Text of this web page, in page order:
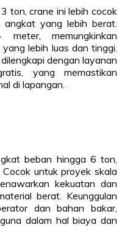
ton, crane ini lebih cocok
angkat yang lebih berat.
memungkinkan
lebih luas dan tinggi.
dengan layanan
yang memastikan
di lapangan.
beban hingga 6 ton,
untuk proyek skala
kekuatan dan
berat. Keunggulan
dan bahan bakar,
dalam hal biaya dan